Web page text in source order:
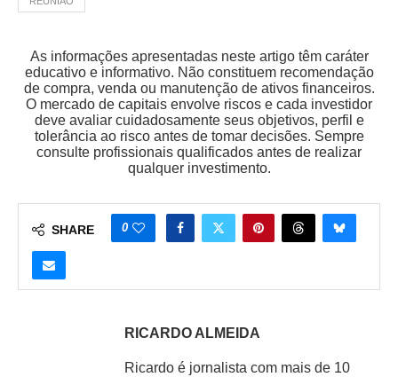
As informações apresentadas neste artigo têm caráter
educativo e informativo. Não constituem recomendação
de compra, venda ou manutenção de ativos financeiros.
O mercado de capitais envolve riscos e cada investidor
deve avaliar cuidadosamente seus objetivos, perfil e
tolerância ao risco antes de tomar decisões. Sempre
consulte profissionais qualificados antes de realizar
qualquer investimento.
SHARE 0
RICARDO ALMEIDA
Ricardo é jornalista com mais de 10